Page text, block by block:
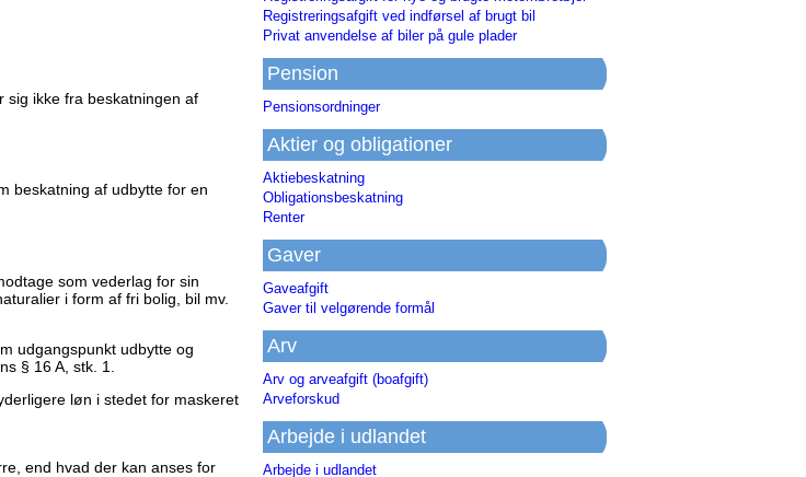
sig ikke fra beskatningen af
beskatning af udbytte for en
som vederlag for sin
i form af fri bolig, bil mv.
udgangspunkt udbytte og
§ 16 A, stk. 1.
løn i stedet for maskeret
end hvad der kan anses for
Registreringsafgift ved indførsel af brugt bil
Privat anvendelse af biler på gule plader
Pension
Pensionsordninger
Aktier og obligationer
Aktiebeskatning
Obligationsbeskatning
Renter
Gaver
Gaveafgift
Gaver til velgørende formål
Arv
Arv og arveafgift (boafgift)
Arveforskud
Arbejde i udlandet
Arbejde i udlandet